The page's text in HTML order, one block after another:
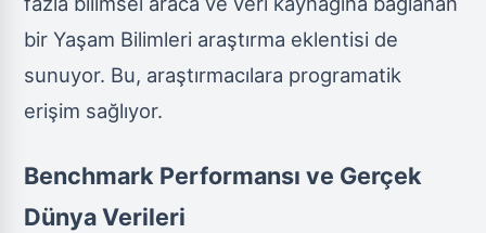
bir Yaşam Bilimleri araştırma eklentisi de
sunuyor. Bu, araştırmacılara programatik
erişim sağlıyor.
Benchmark Performansı ve Gerçek
Dünya Verileri